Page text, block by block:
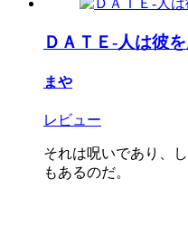
ＤＡＴＥ-人は彼
まや
レビュー
それは呪いであり、
もあるのだ。